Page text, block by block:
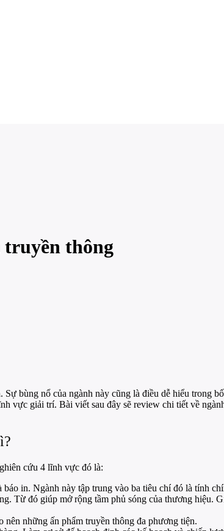
truyền thông
bùng nổ của ngành này cũng là điều dễ hiểu trong
giải trí. Bài viết sau đây sẽ review chi tiết về
cứu 4 lĩnh vực đó là:
in. Ngành này tập trung vào ba tiêu chí đó là tính
Từ đó giúp mở rộng tầm phủ sóng của thương hiệu.
những ấn phẩm truyền thông đa phương tiện.